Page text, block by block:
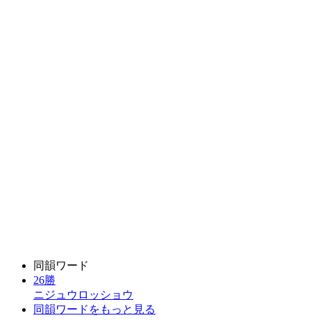
同韻ワード
26勝
ニジュウロッショウ
同韻ワードをもっと見る